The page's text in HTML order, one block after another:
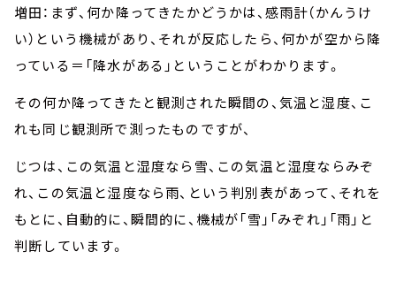
増田：まず、何か降ってきたかどうかは、感雨計（かんうけ
い）という機械があり、それが反応したら、何かが空から降
っている＝「降水がある」ということがわかります。
その何か降ってきたと観測された瞬間の、気温と湿度、こ
れも同じ観測所で測ったものですが、
じつは、この気温と湿度なら雪、この気温と湿度ならみぞ
れ、この気温と湿度なら雨、という判別表があって、それを
もとに、自動的に、瞬間的に、機械が「雪」「みぞれ」「雨」と
判断しています。